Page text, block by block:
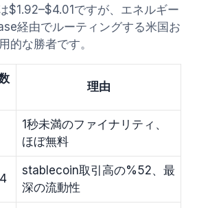
$1.92–$4.01ですが、エネルギー
経由でルーティングする米国お
な勝者です。
理由
1秒未満のファイナリティ、
ほぼ無料
stablecoin取引高の%52、最
深の流動性